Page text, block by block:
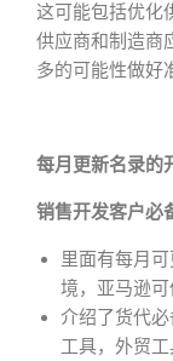
这可能包括优化
供应商和制造商
多的可能性做好
每月更新名录的
销售开发客户必
里面有每月
境，亚马逊
介绍了货代
工具，外贸工